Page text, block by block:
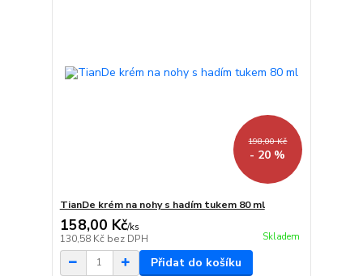
198,00 Kč
- 20 %
TianDe krém na nohy s hadím tukem 80 ml
158,00 Kč/ks
130,58 Kč bez DPH Skladem
Přidat do košíku